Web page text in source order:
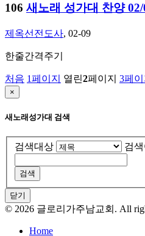
106 새노래 성가대 찬양 02/
제옥선전도사, 02-09
한줄간격주기
처음 1페이지 열린2페이지 3페이
×
새노래성가대 검색
검색대상 검색
닫기
© 2026 글로리가주남교회. All
Home